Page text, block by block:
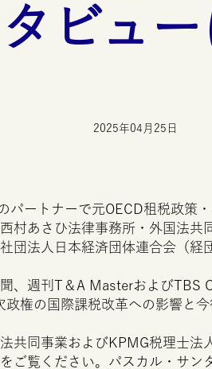
ビュ
2025年04月25日
パートナーで元OECD租税政策
村あさひ法律事務所・外国法共
団法人日本経済団体連合会（経
、週刊T ＆ A MasterおよびTBS
政権の国際課税改革への影響と
共同事業およびKPMG税理士法
ご覧ください。パスカル・サン